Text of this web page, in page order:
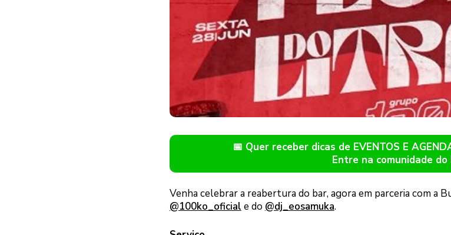
📅 Quer receber dicas de EVENTOS E
Entre na comunidade do
Venha celebrar a reabertura do bar, agora em parceria com a
@100ko_oficial e do @dj_eosamuka.